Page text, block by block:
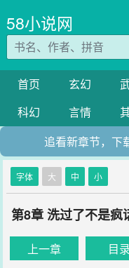
58小说网
首页 玄幻
科幻
言情
追看新章节，下
字体 大 中 小
第8章 洗过了不是疯
上一章 目录